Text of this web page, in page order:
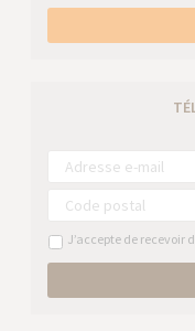
J’accepte de recevoir